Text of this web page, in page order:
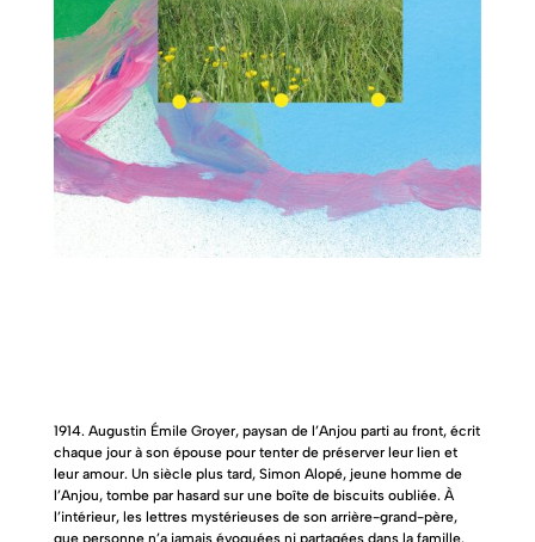
1914. Augustin Émile Groyer, paysan de l’Anjou parti au front, écrit
chaque jour à son épouse pour tenter de préserver leur lien et
leur amour. Un siècle plus tard, Simon Alopé, jeune homme de
l’Anjou, tombe par hasard sur une boîte de biscuits oubliée. À
l’intérieur, les lettres mystérieuses de son arrière-grand-père,